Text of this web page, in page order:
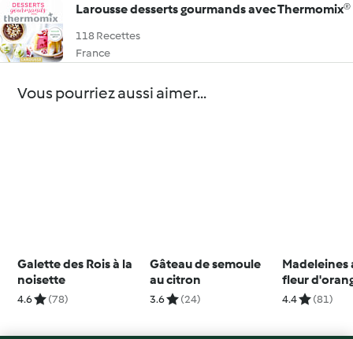
Larousse desserts gourmands avec Thermomix®
118 Recettes
France
Vous pourriez aussi aimer...
Galette des Rois à la
noisette
4.6 (78)
Gâteau de semoule
au citron
3.6 (24)
Madeleines
fleur
4.4 (81)